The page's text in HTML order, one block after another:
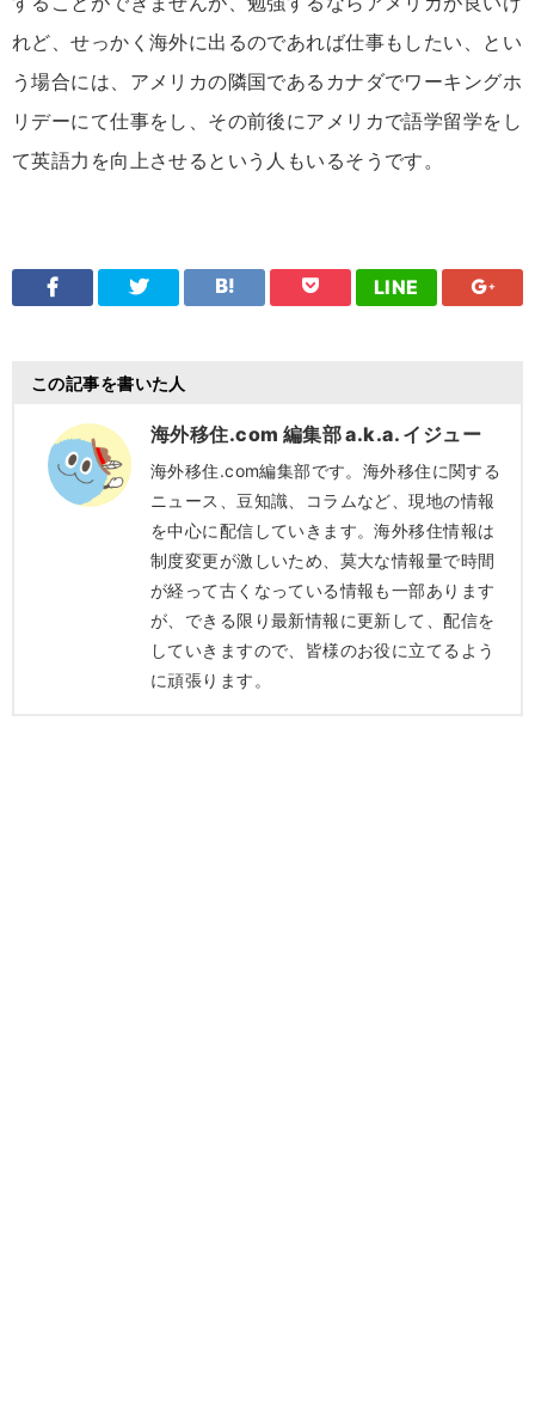
れど、せっかく海外に出るのであれば仕事もしたい、とい
う場合には、アメリカの隣国であるカナダでワーキングホ
リデーにて仕事をし、その前後にアメリカで語学留学をし
て英語力を向上させるという人もいるそうです。
LINE
この記事を書いた人
海外移住.com 編集部 a.k.a. イジュー
海外移住.com編集部です。海外移住に関する
ニュース、豆知識、コラムなど、現地の情報
を中心に配信していきます。海外移住情報は
制度変更が激しいため、莫大な情報量で時間
が経って古くなっている情報も一部あります
が、できる限り最新情報に更新して、配信を
していきますので、皆様のお役に立てるよう
に頑張ります。